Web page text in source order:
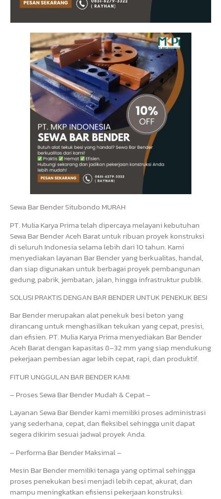
Sewa Bar Bender Situbondo MURAH
PT. Mulia Karya Prima telah dipercaya melayani kebutuhan
Sewa Bar Bender Aceh Barat untuk ribuan proyek konstruksi
di seluruh Indonesia selama lebih dari 10 tahun. Kami
menyediakan layanan Bar Bender yang berkualitas, handal,
dan siap digunakan untuk berbagai proyek pembangunan
gedung, pabrik, jembatan, jalan, hingga infrastruktur publik.
SOLUSI PRAKTIS DENGAN BAR BENDER UNTUK PENEKUK BESI
Bar Bender merupakan alat penekuk besi beton yang
dirancang untuk menghasilkan tekukan yang cepat, presisi,
dan efisien. PT. Mulia Karya Prima menyediakan Bar Bender
Aceh Barat dengan kapasitas 8–32 mm yang siap mendukung
pekerjaan pembesian agar lebih cepat, rapi, dan produktif.
FITUR UNGGULAN BAR BENDER KAMI:
– Proses Sewa Bar Bender Mudah & Cepat –
Layanan Sewa Bar Bender kami memiliki proses administrasi
yang sederhana, cepat, dan fleksibel sehingga unit dapat
segera dikirim sesuai jadwal proyek Anda.
– Performa Bar Bender Maksimal –
Mesin Bar Bender memiliki tenaga yang optimal sehingga
proses penekukan besi menjadi lebih cepat, akurat, dan
mampu meningkatkan efisiensi pekerjaan konstruksi.